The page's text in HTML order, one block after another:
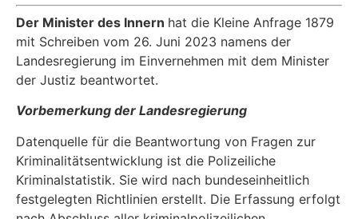
Der Minister des Innern hat die Kleine Anfrage 1879
mit Schreiben vom 26. Juni 2023 namens der
Landesregierung im Einvernehmen mit dem Minister
der Justiz beantwortet.
Vorbemerkung der Landesregierung
Datenquelle für die Beantwortung von Fragen zur
Kriminalitätsentwicklung ist die Polizeiliche
Kriminalstatistik. Sie wird nach bundeseinheitlich
festgelegten Richtlinien erstellt. Die Erfassung erfolgt